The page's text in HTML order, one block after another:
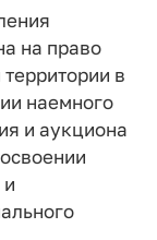
на право
в
наемного
и аукциона
и